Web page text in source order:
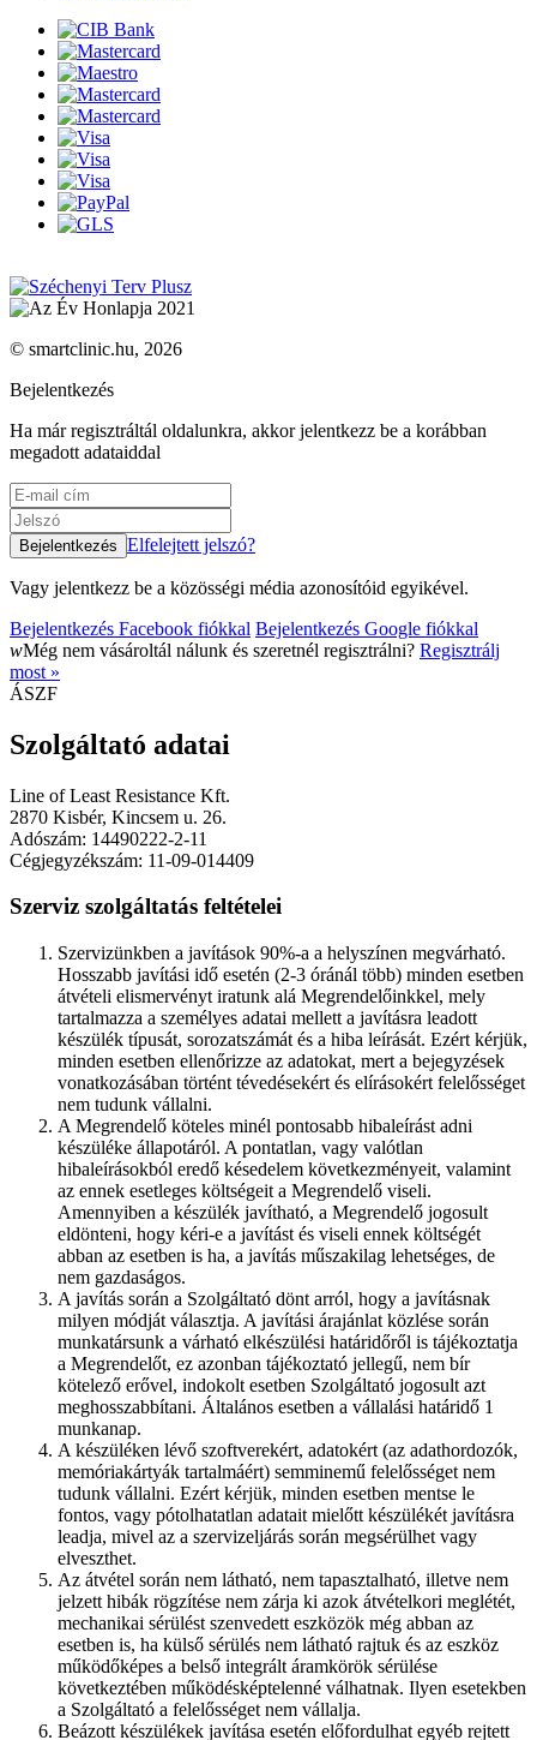
© smartclinic.hu, 2026
Bejelentkezés
Ha már regisztráltál oldalunkra, akkor jelentkezz be a korábban
megadott adataiddal
Elfelejtett jelszó?
Vagy jelentkezz be a közösségi média azonosítóid egyikével.
Bejelentkezés Facebook fiókkal Bejelentkezés Google fiókkal
wMég nem vásároltál nálunk és szeretnél regisztrálni? Regisztrálj
most »
ÁSZF
Szolgáltató adatai
Line of Least Resistance Kft.
2870 Kisbér, Kincsem u. 26.
Adószám: 14490222-2-11
Cégjegyzékszám: 11-09-014409
Szerviz szolgáltatás feltételei
Szervizünkben a javítások 90%-a a helyszínen megvárható.
Hosszabb javítási idő esetén (2-3 óránál több) minden esetben
átvételi elismervényt iratunk alá Megrendelőinkkel, mely
tartalmazza a személyes adatai mellett a javításra leadott
készülék típusát, sorozatszámát és a hiba leírását. Ezért kérjük,
minden esetben ellenőrizze az adatokat, mert a bejegyzések
vonatkozásában történt tévedésekért és elírásokért felelősséget
nem tudunk vállalni.
A Megrendelő köteles minél pontosabb hibaleírást adni
készüléke állapotáról. A pontatlan, vagy valótlan
hibaleírásokból eredő késedelem következményeit, valamint
az ennek esetleges költségeit a Megrendelő viseli.
Amennyiben a készülék javítható, a Megrendelő jogosult
eldönteni, hogy kéri-e a javítást és viseli ennek költségét
abban az esetben is ha, a javítás műszakilag lehetséges, de
nem gazdaságos.
A javítás során a Szolgáltató dönt arról, hogy a javításnak
milyen módját választja. A javítási árajánlat közlése során
munkatársunk a várható elkészülési határidőről is tájékoztatja
a Megrendelőt, ez azonban tájékoztató jellegű, nem bír
kötelező erővel, indokolt esetben Szolgáltató jogosult azt
meghosszabbítani. Általános esetben a vállalási határidő 1
munkanap.
A készüléken lévő szoftverekért, adatokért (az adathordozók,
memóriakártyák tartalmáért) semminemű felelősséget nem
tudunk vállalni. Ezért kérjük, minden esetben mentse le
fontos, vagy pótolhatatlan adatait mielőtt készülékét javításra
leadja, mivel az a szervizeljárás során megsérülhet vagy
elveszthet.
Az átvétel során nem látható, nem tapasztalható, illetve nem
jelzett hibák rögzítése nem zárja ki azok átvételkori meglétét,
mechanikai sérülést szenvedett eszközök még abban az
esetben is, ha külső sérülés nem látható rajtuk és az eszköz
működőképes a belső integrált áramkörök sérülése
következtében működésképtelenné válhatnak. Ilyen esetekben
a Szolgáltató a felelősséget nem vállalja.
Beázott készülékek javítása esetén előfordulhat egyéb rejtett